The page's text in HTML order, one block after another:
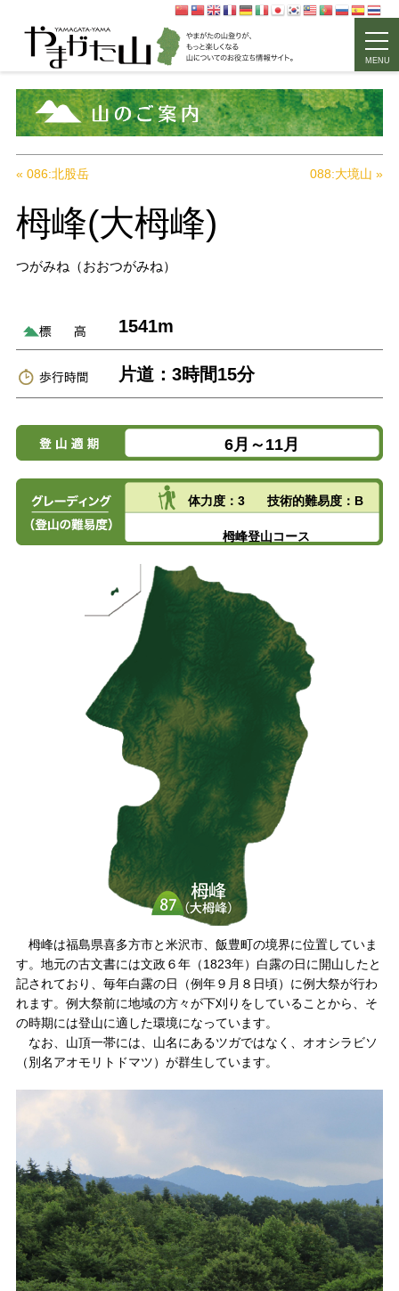
MENU
« 086:北股岳 088:大境山 »
栂峰(大栂峰)
つがみね（おおつがみね）
1541m
片道：3時間15分
6月～11月
体力度：3 技術的難易度：B
栂峰登山コース
栂峰は福島県喜多方市と米沢市、飯豊町の境界に位置していま
す。地元の古文書には文政６年（1823年）白露の日に開山したと
記されており、毎年白露の日（例年９月８日頃）に例大祭が行わ
れます。例大祭前に地域の方々が下刈りをしていることから、そ
の時期には登山に適した環境になっています。
なお、山頂一帯には、山名にあるツガではなく、オオシラビソ
（別名アオモリトドマツ）が群生しています。